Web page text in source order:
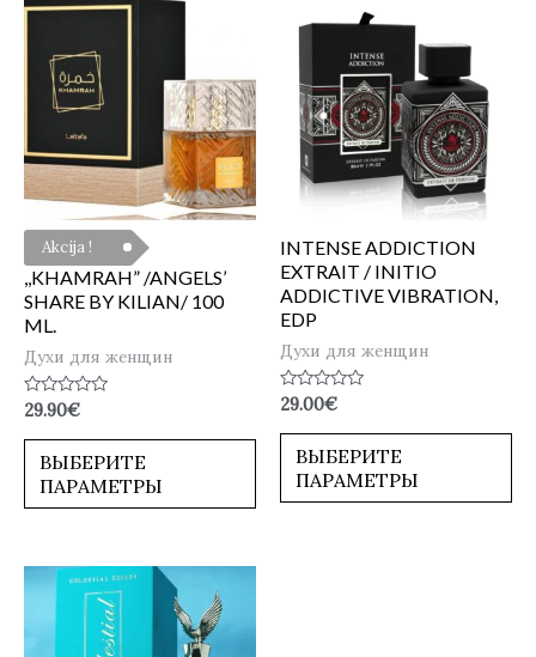
Akcija !
,,KHAMRAH” /ANGELS’
SHARE BY KILIAN/ 100
ML.
Духи для женщин
Оценка
из
29.90€
ВЫБЕРИТЕ
ПАРАМЕТРЫ
INTENSE ADDICTION
EXTRAIT / INITIO
ADDICTIVE VIBRATION,
EDP
Духи для женщин
Оценка
из
29.00€
ВЫБЕРИТЕ
ПАРАМЕТРЫ